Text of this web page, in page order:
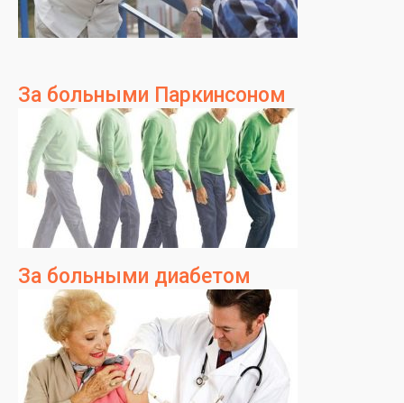
За больными Паркинсоном
За больными диабетом